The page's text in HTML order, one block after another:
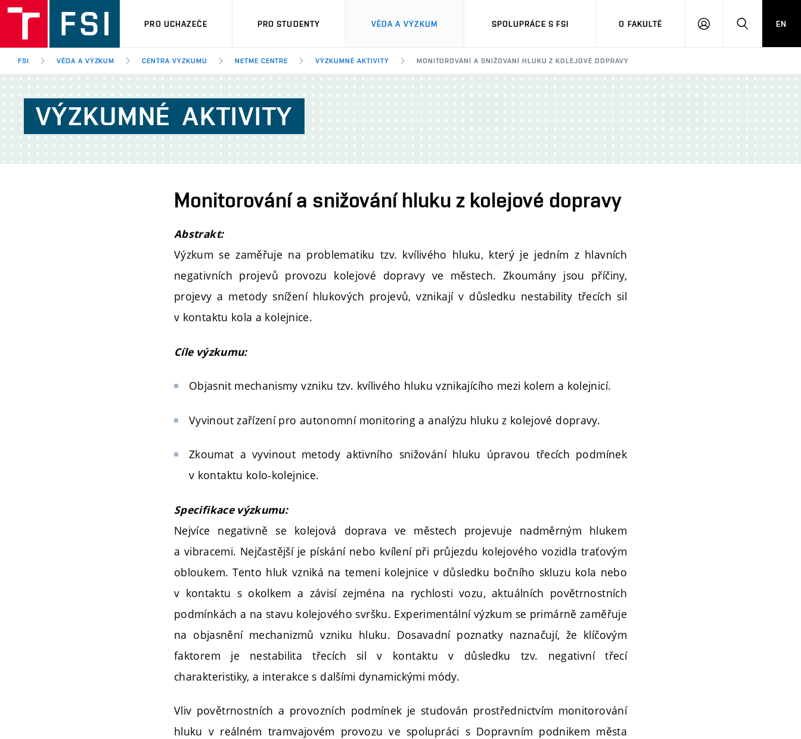
PRO UCHAZEČE PRO STUDENTY VĚDA A VÝZKUM SPOLUPRÁCE S FSI O FAKULTĚ
PŘIHLÁŠENÍHLEDAT
EN
FSI VĚDA A VÝZKUM CENTRA VÝZKUMU NETME CENTRE VÝZKUMNÉ AKTIVITY MONITOROVÁNÍ A SNIŽOVÁNÍ HLUKU Z KOLEJOVÉ DOPRAVY
VÝZKUMNÉ AKTIVITY
Monitorování a snižování hluku z kolejové dopravy
Abstrakt:
Výzkum se zaměřuje na problematiku tzv. kvílivého hluku, který je jedním z hlavních
negativních projevů provozu kolejové dopravy ve městech. Zkoumány jsou příčiny,
projevy a metody snížení hlukových projevů, vznikají v důsledku nestability třecích sil
v kontaktu kola a kolejnice.
Cíle výzkumu:
Objasnit mechanismy vzniku tzv. kvílivého hluku vznikajícího mezi kolem a kolejnicí.
Vyvinout zařízení pro autonomní monitoring a analýzu hluku z kolejové dopravy.
Zkoumat a vyvinout metody aktivního snižování hluku úpravou třecích podmínek
v kontaktu kolo-kolejnice.
Specifikace výzkumu:
Nejvíce negativně se kolejová doprava ve městech projevuje nadměrným hlukem
a vibracemi. Nejčastější je pískání nebo kvílení při průjezdu kolejového vozidla traťovým
obloukem. Tento hluk vzniká na temeni kolejnice v důsledku bočního skluzu kola nebo
v kontaktu s okolkem a závisí zejména na rychlosti vozu, aktuálních povětrnostních
podmínkách a na stavu kolejového svršku. Experimentální výzkum se primárně zaměřuje
na objasnění mechanizmů vzniku hluku. Dosavadní poznatky naznačují, že klíčovým
faktorem je nestabilita třecích sil v kontaktu v důsledku tzv. negativní třecí
charakteristiky, a interakce s dalšími dynamickými módy.
Vliv povětrnostních a provozních podmínek je studován prostřednictvím monitorování
hluku v reálném tramvajovém provozu ve spolupráci s Dopravním podnikem města